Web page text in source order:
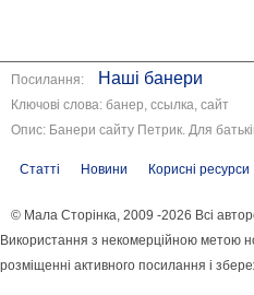
Посилання: Наші банери
Ключові слова: банер, ссылка, сайт
Опис: Банери сайту Петрик. Для
Статті Новини Корисні ресурси
© Мала Сторінка, 2009 -2026 Всі
Використання з некомерційною метою
розміщенні активного посилання і